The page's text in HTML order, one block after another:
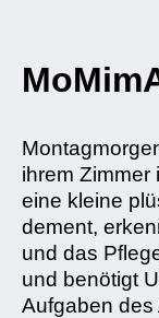
ihrem Zimmer
eine kleine
dement,
und das
und benötigt
Aufgaben des